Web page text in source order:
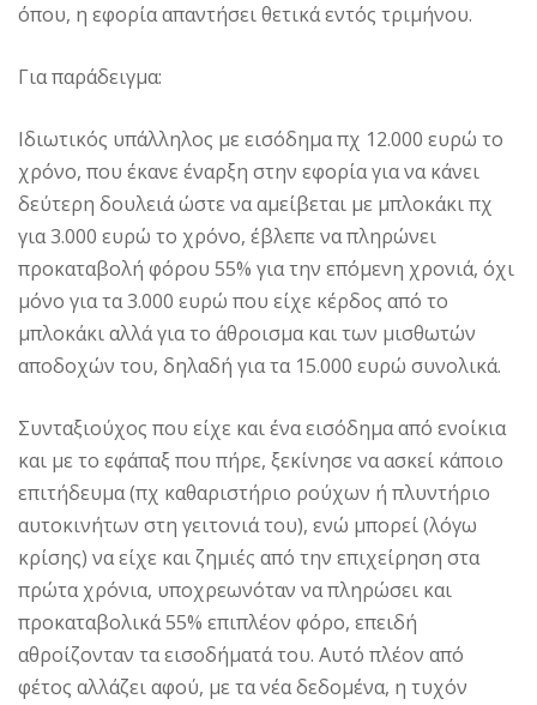
όπου, η εφορία απαντήσει θετικά εντός τριμήνου.
Για παράδειγμα:
Ιδιωτικός υπάλληλος με εισόδημα πχ 12.000 ευρώ το
χρόνο, που έκανε έναρξη στην εφορία για να κάνει
δεύτερη δουλειά ώστε να αμείβεται με μπλοκάκι πχ
για 3.000 ευρώ το χρόνο, έβλεπε να πληρώνει
προκαταβολή φόρου 55% για την επόμενη χρονιά, όχι
μόνο για τα 3.000 ευρώ που είχε κέρδος από το
μπλοκάκι αλλά για το άθροισμα και των μισθωτών
αποδοχών του, δηλαδή για τα 15.000 ευρώ συνολικά.
Συνταξιούχος που είχε και ένα εισόδημα από ενοίκια
και με το εφάπαξ που πήρε, ξεκίνησε να ασκεί κάποιο
επιτήδευμα (πχ καθαριστήριο ρούχων ή πλυντήριο
αυτοκινήτων στη γειτονιά του), ενώ μπορεί (λόγω
κρίσης) να είχε και ζημιές από την επιχείρηση στα
πρώτα χρόνια, υποχρεωνόταν να πληρώσει και
προκαταβολικά 55% επιπλέον φόρο, επειδή
αθροίζονταν τα εισοδήματά του. Αυτό πλέον από
φέτος αλλάζει αφού, με τα νέα δεδομένα, η τυχόν